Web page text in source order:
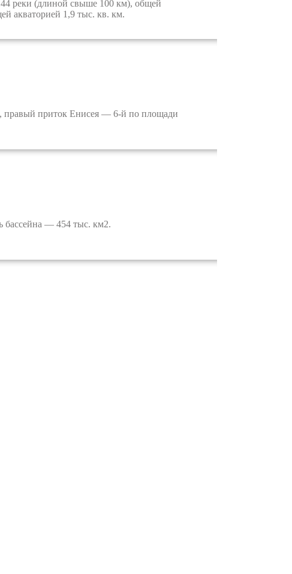
реки (длиной свыше 100 км), общей
акваторией 1,9 тыс. кв. км.
правый приток Енисея — 6-й по площади
— 454 тыс. км2.